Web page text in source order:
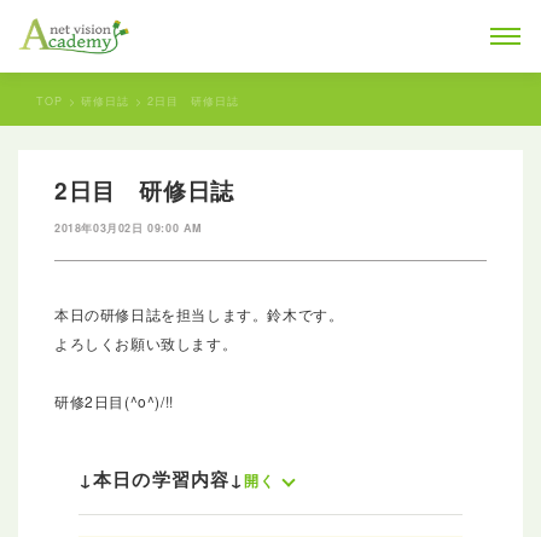
TOP 研修日誌 2日目 研修日誌
2日目 研修日誌
2018年03月02日 09:00 AM
本日の研修日誌を担当します。鈴木です。
よろしくお願い致します。
研修2日目(^o^)/!!
↓本日の学習内容↓開く